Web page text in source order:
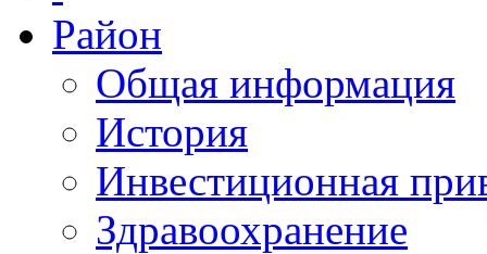
Район
Общая информация
История
Инвестиционная
Здравоохранение